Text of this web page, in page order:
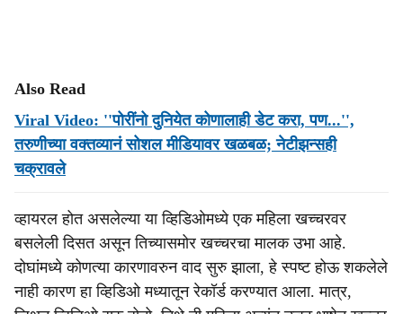
Also Read
Viral Video: ''पोरींनो दुनियेत कोणालाही डेट करा, पण...'',
तरुणीच्या वक्तव्यानं सोशल मीडियावर खळबळ; नेटीझन्सही
चक्रावले
व्हायरल होत असलेल्या या व्हिडिओमध्ये एक महिला खच्चरवर
बसलेली दिसत असून तिच्यासमोर खच्चरचा मालक उभा आहे.
दोघांमध्ये कोणत्या कारणावरुन वाद सुरु झाला, हे स्पष्ट होऊ शकलेले
नाही कारण हा व्हिडिओ मध्यातून रेकॉर्ड करण्यात आला. मात्र,